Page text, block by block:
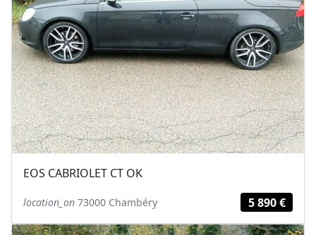
EOS CABRIOLET CT OK
location_on 73000 Chambéry 5 890 €